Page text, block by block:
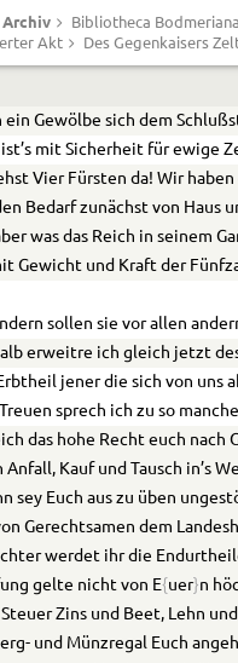
Archiv Bibliotheca Bodmeriana
Akt Des Gegenkaisers
ein Gewölbe sich dem
ist’s mit Sicherheit für ewige
Vier Fürsten da! Wir
Bedarf zunächst von Haus
was das Reich in seinem
Gewicht und Kraft der
sollen sie vor allen
erweitre ich gleich jetzt
jener die sich von uns
sprech ich zu so
das hohe Recht euch nach
Anfall, Kauf und Tausch in’s
sey Euch aus zu üben
Gerechtsamen dem
werdet ihr die
gelte nicht von E{ uer}n
Steuer Zins und Beet, Lehn
und Münzregal Euch